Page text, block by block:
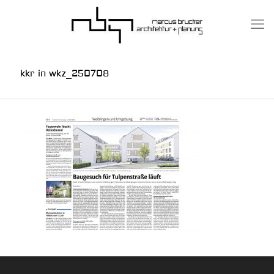
kkr in wkz_250708